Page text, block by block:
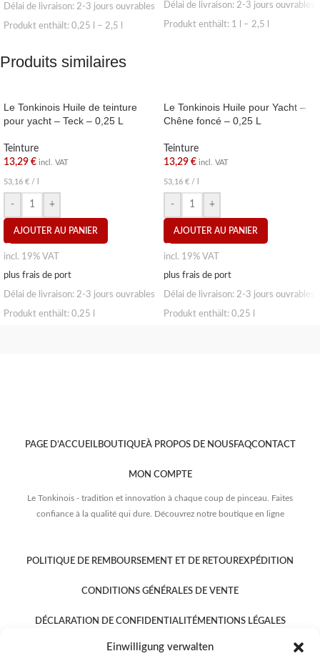
Einwilligung verwalten
Délai de livraison: 2-3 jours ouvrables
Produkt enthält: 0,25 – 2,5
Délai de livraison: 2-3 jours ouvrables
Produkt enthält: 1 – 2,5
Produits similaires
Le Tonkinois Huile de teinture
pour yacht – Teck – 0,25 L
Teinture
13,29 € incl. VAT
53,16 € /
- +
AJOUTER AU PANIER
incl. 19% VAT
plus frais de port
Délai de livraison: 2-3 jours ouvrables
Produkt enthält: 0,25
Le Tonkinois Huile pour Yacht –
Chêne foncé – 0,25 L
Teinture
13,29 € incl. VAT
53,16 € /
- +
AJOUTER AU PANIER
incl. 19% VAT
plus frais de port
Délai de livraison: 2-3 jours ouvrables
Produkt enthält: 0,25
PAGE D’ACCUEILBOUTIQUEÀ PROPOS DE NOUSFAQCONTACT
MON COMPTE
Le Tonkinois - tradition et innovation à chaque coup de pinceau. Faites
confiance à la qualité qui dure. Découvrez notre boutique en ligne
POLITIQUE DE REMBOURSEMENT ET DE RETOUREXPÉDITION
CONDITIONS GÉNÉRALES DE VENTE
DÉCLARATION DE CONFIDENTIALITÉMENTIONS LÉGALES